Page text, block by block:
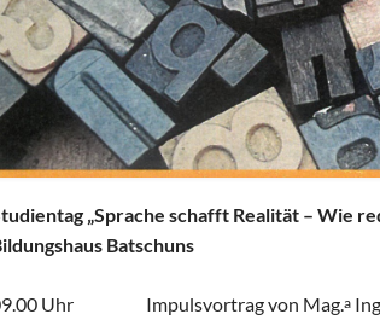
„Sprache schafft Realität – Wie
Batschuns
Uhr Impulsvortrag von Mag. a